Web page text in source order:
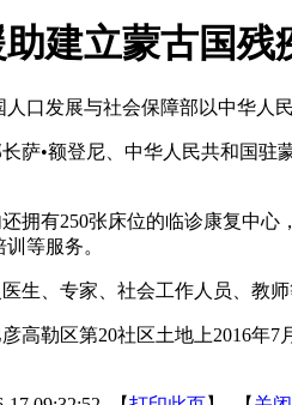
建立蒙古国残
口发展与社会保障部以中华人
萨•额登尼、中华人民共和国
拥有250张床位的临诊康复中
等服务。
生、专家、社会工作人员、教
高勒区第20社区土地上2016年7